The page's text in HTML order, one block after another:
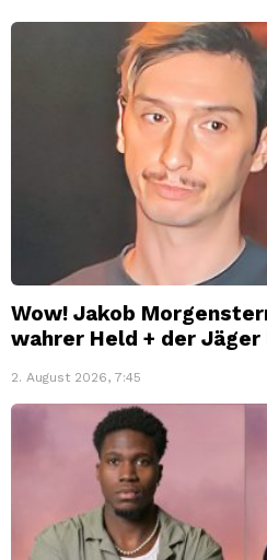
Wow! Jakob
wahrer Held + der
2. August 2026, 7:45